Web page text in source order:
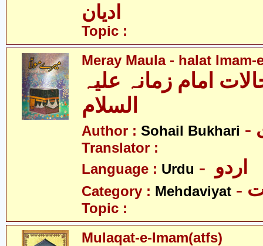
ادیان
Topic :
Meray Maula - halat Imam-
امام زمانہ علیہ
السلام
Author : Sohail Bukhari
Translator :
Language : Urdu
Category : Mehdaviyat
Topic :
Mulaqat-e-Imam(atfs)